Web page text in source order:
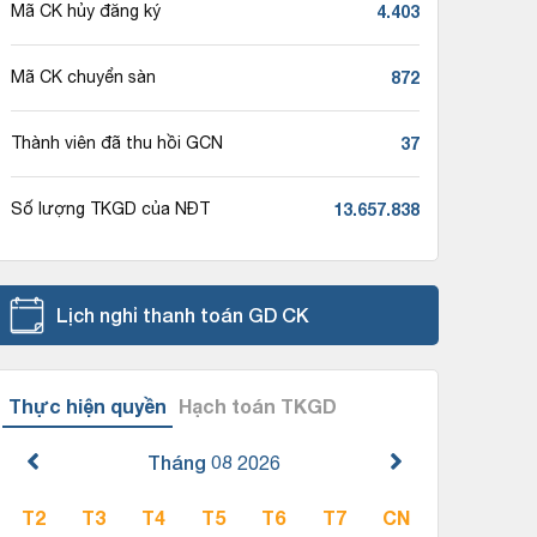
Mã CK hủy đăng ký 4.403
Mã CK chuyển sàn 872
Thành viên đã thu hồi GCN 37
Số lượng TKGD của NĐT 13.657.838
Lịch nghỉ thanh toán GD CK
Thực hiện quyền Hạch toán TKGD
Tháng 08 2026
T2 T3 T4 T5 T6 T7 CN